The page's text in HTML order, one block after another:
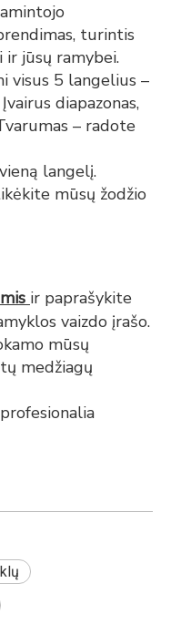
turintis
ir jūsų ramybei.
visus 5 langelius –
diapazonas,
– radote
langelį.
mūsų žodžio
ir paprašykite
vaizdo įrašo.
mūsų
medžiagų